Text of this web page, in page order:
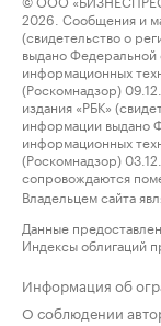
2026. Сообщения и
(свидетельство о
выдано Федеральной
информационных
(Роскомнадзор)
издания «РБК»
информации выдано
информационных
(Роскомнадзор)
сопровождаются
Владельцем сайта
Данные
Индексы облигаций
Информация об
О соблюдении